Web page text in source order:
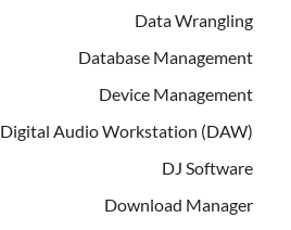
Data Wrangling
Database Management
Device Management
Digital Audio Workstation (DAW)
DJ Software
Download Manager